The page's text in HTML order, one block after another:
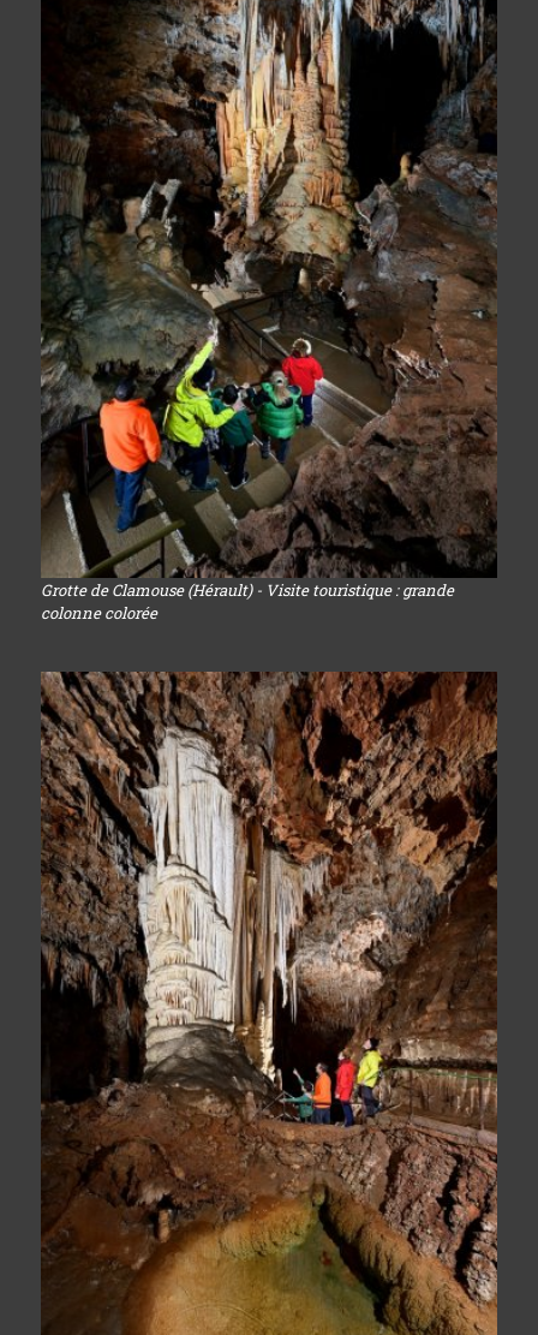
Grotte de Clamouse (Hérault) - Visite touristique : grande
colonne colorée